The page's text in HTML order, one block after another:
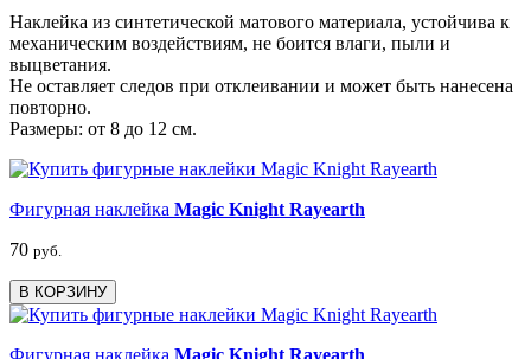
Наклейка из синтетической матового материала, устойчива к
механическим воздействиям, не боится влаги, пыли и
выцветания.
Не оставляет следов при отклеивании и может быть нанесена
повторно.
Размеры: от 8 до 12 см.
Фигурная наклейка Magic Knight Rayearth
70 руб.
В КОРЗИНУ